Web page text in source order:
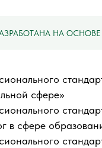
НА ОСНОВЕ
сфере»
в сфере